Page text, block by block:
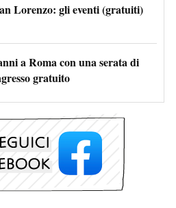
Lorenzo: gli eventi (gratuiti)
a Roma con una serata di
gratuito